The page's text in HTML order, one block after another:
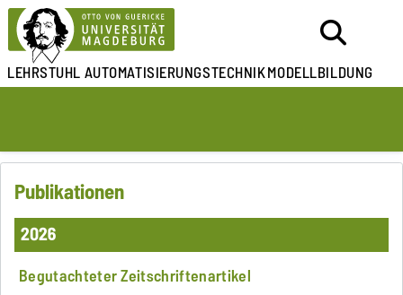
LEHRSTUHLAUTOMATISIERUNGSTECHNIKMODELLBILDUNG
Publikationen
2026
Begutachteter Zeitschriftenartikel